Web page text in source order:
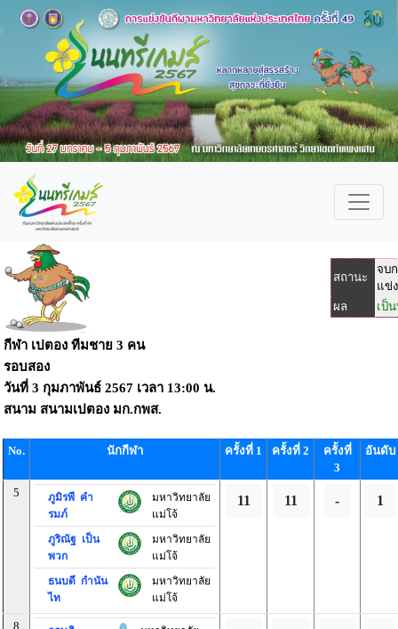
สถานะ
จบ
แข่
ผล
เป็
กีฬา เปตอง ทีมชาย 3 คน
รอบสอง
วันที่ 3 กุมภาพันธ์ 2567 เวลา 13:00 น.
สนาม สนามเปตอง มก.กพส.
No. นักกีฬา ครั้งที่ 1 ครั้งที่ 2
ครั้งที่
3
อันดับ
5
ภูมิรพี คำ
รมภ์
มหาวิทยาลัย
แม่โจ้
ภูริณัฐ เป็น
พวก
มหาวิทยาลัย
แม่โจ้
ธนบดี กำนัน
ไท
มหาวิทยาลัย
แม่โจ้
11 11 - 1
8